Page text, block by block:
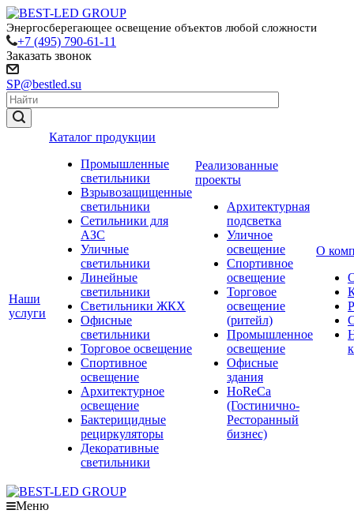
Энергосберегающее освещение объектов любой сложности
+7 (495) 790-61-11
Заказать звонок
SP@bestled.su
Наши
услуги
Каталог продукции
Промышленные
светильники
Взрывозащищенные
светильники
Сетильники для
АЗС
Уличные
светильники
Линейные
светильники
Светильники ЖКХ
Офисные
светильники
Торговое освещение
Спортивное
освещение
Архитектурное
освещение
Бактерицидные
рециркуляторы
Декоративные
светильники
Реализованные
проекты
Архитектурная
подсветка
Уличное
освещение
Спортивное
освещение
Торговое
освещение
(ритейл)
Промышленное
освещение
Офисные
здания
HoReCa
(Гостинично-
Ресторанный
бизнес)
О
Меню